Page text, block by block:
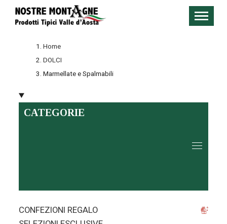
Home
DOLCI
Marmellate e Spalmabili
CATEGORIE
CONFEZIONI REGALO